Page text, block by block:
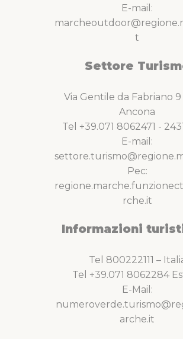
E-mail:
t
Settore
Via Gentile da Fabriano 9
Ancona
Tel +39.071 8062471 -
E-mail:
Pec:
rche.it
Informazioni
Tel 800222111 –
Tel +39.071 8062284
E-Mail:
arche.it